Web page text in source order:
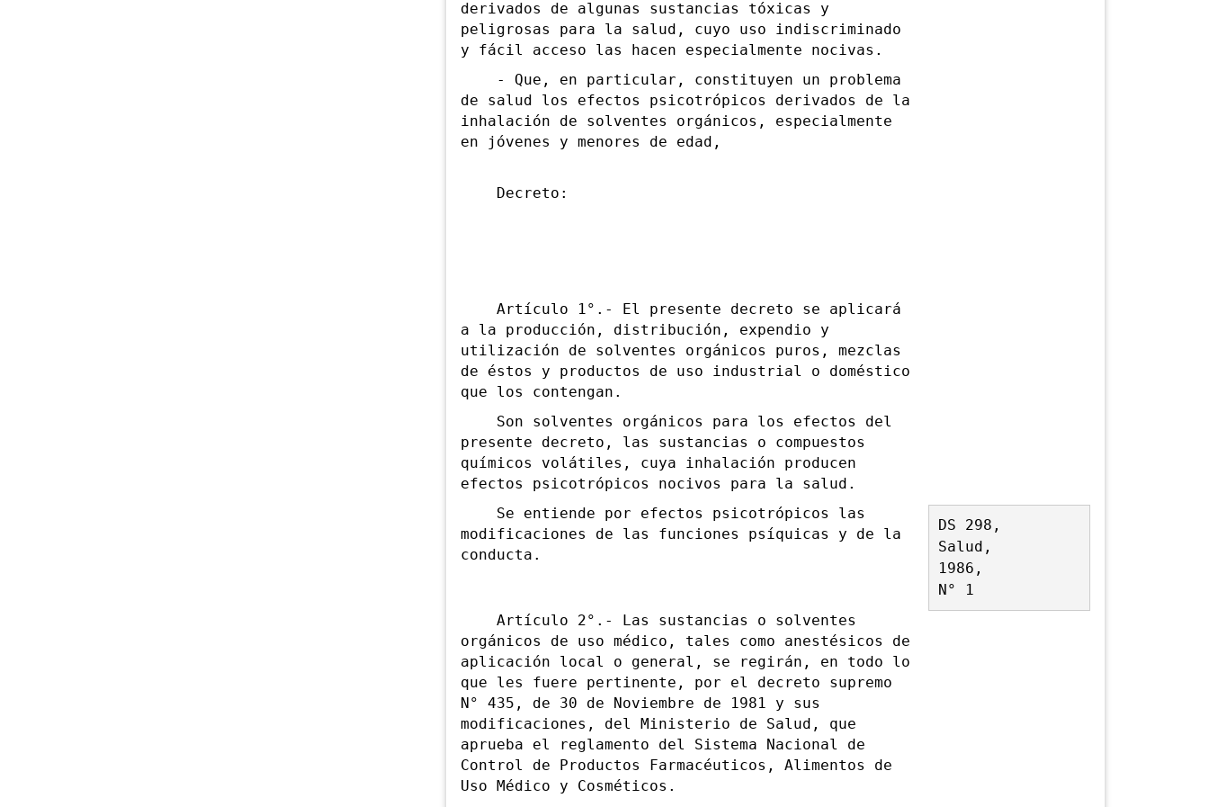
derivados de algunas sustancias tóxicas y
peligrosas para la salud, cuyo uso indiscriminado
y fácil acceso las hacen especialmente nocivas.
- Que, en particular, constituyen un problema
de salud los efectos psicotrópicos derivados de la
inhalación de solventes orgánicos, especialmente
en jóvenes y menores de edad,
Decreto:
Artículo 1°.- El presente decreto se aplicará
a la producción, distribución, expendio y
utilización de solventes orgánicos puros, mezclas
de éstos y productos de uso industrial o doméstico
que los contengan.
Son solventes orgánicos para los efectos del
presente decreto, las sustancias o compuestos
químicos volátiles, cuya inhalación producen
efectos psicotrópicos nocivos para la salud.
Se entiende por efectos psicotrópicos las
DS 298,
Salud,
1986,
N° 1
modificaciones de las funciones psíquicas y de la
conducta.
Artículo 2°.- Las sustancias o solventes
orgánicos de uso médico, tales como anestésicos de
aplicación local o general, se regirán, en todo lo
que les fuere pertinente, por el decreto supremo
N° 435, de 30 de Noviembre de 1981 y sus
modificaciones, del Ministerio de Salud, que
aprueba el reglamento del Sistema Nacional de
Control de Productos Farmacéuticos, Alimentos de
Uso Médico y Cosméticos.